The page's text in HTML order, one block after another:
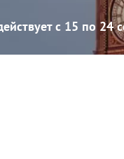
с 15 по 24